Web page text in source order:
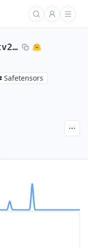
tf_efficientnetv2_b0.in1k
Safetensors